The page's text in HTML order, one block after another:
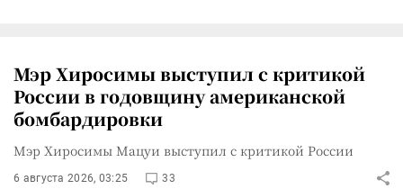
Мэр Хиросимы выступил с критикой
России в годовщину американской
бомбардировки
Мэр Хиросимы Мацуи выступил с критикой России
6 августа 2026, 03:25 33